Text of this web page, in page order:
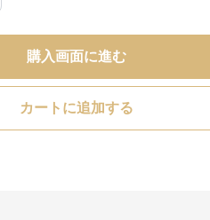
購入画面に進む
カートに追加する